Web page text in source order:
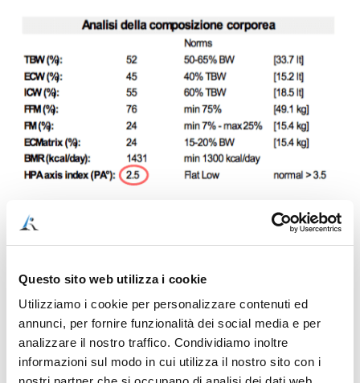
Questo sito web utilizza i cookie
Utilizziamo i cookie per personalizzare contenuti ed
annunci, per fornire funzionalità dei social media e per
analizzare il nostro traffico. Condividiamo inoltre
informazioni sul modo in cui utilizza il nostro sito con i
Generalmente, quando accade questo, la
persona sta facendo un abbondante
sovra-
Perché Fabrizio ha